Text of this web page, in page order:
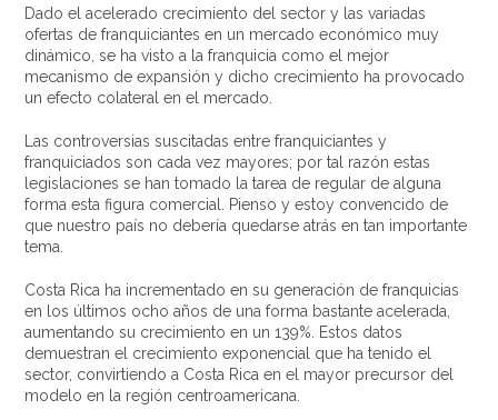
Dado el acelerado crecimiento del sector y las variadas
ofertas de franquiciantes en un mercado económico muy
dinámico, se ha visto a la franquicia como el mejor
mecanismo de expansión y dicho crecimiento ha provocado
un efecto colateral en el mercado.
Las controversias suscitadas entre franquiciantes y
franquiciados son cada vez mayores; por tal razón estas
legislaciones se han tomado la tarea de regular de alguna
forma esta figura comercial. Pienso y estoy convencido de
que nuestro país no debería quedarse atrás en tan importante
tema.
Costa Rica ha incrementado en su generación de franquicias
en los últimos ocho años de una forma bastante acelerada,
aumentando su crecimiento en un 139%. Estos datos
demuestran el crecimiento exponencial que ha tenido el
sector, convirtiendo a Costa Rica en el mayor precursor del
modelo en la región centroamericana.